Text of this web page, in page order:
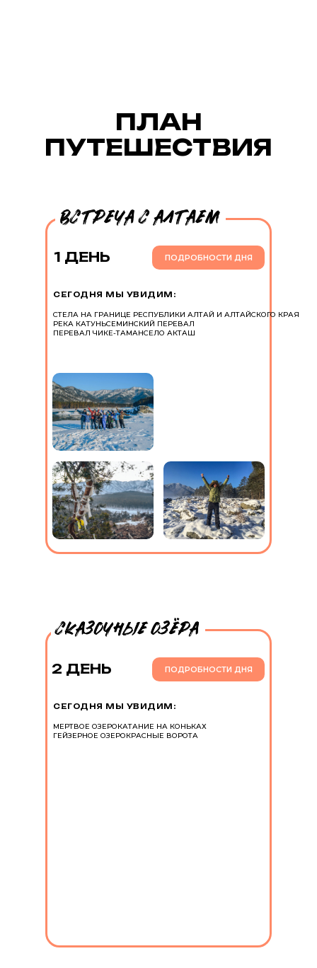
ПЛАН
ПУТЕШЕСТВИЯ
СЕГОДНЯ МЫ УВИДИМ:
СТЕЛА НА ГРАНИЦЕ РЕСПУБЛИКИ АЛТАЙ И АЛТАЙСКОГО КРАЯ
РЕКА КАТУНЬСЕМИНСКИЙ ПЕРЕВАЛ
ПЕРЕВАЛ ЧИКЕ-ТАМАНСЕЛО АКТАШ
1 ДЕНЬ ПОДРОБНОСТИ ДНЯ
СЕГОДНЯ МЫ УВИДИМ:
МЕРТВОЕ ОЗЕРОКАТАНИЕ НА КОНЬКАХ
ГЕЙЗЕРНОЕ ОЗЕРОКРАСНЫЕ ВОРОТА
2 ДЕНЬ ПОДРОБНОСТИ ДНЯ